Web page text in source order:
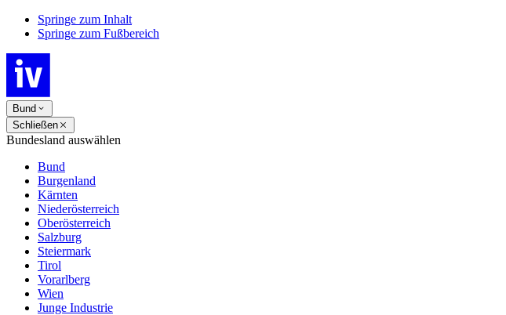
Springe zum Inhalt
Springe zum Fußbereich
Bund
Schließen
Bundesland auswählen
Bund
Burgenland
Kärnten
Niederösterreich
Oberösterreich
Salzburg
Steiermark
Tirol
Vorarlberg
Wien
Junge Industrie